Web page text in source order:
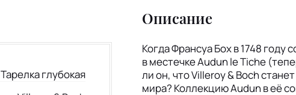
Тарелка глубокая
Описание
Когда Франсуа Бох в 1748
в местечке Audun le Tiche
ли он, что Villeroy & Boch
мира? Коллекцию Audun в её